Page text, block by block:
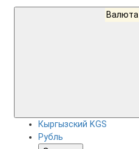
Валюта
Кыргызский KGS
Рубль